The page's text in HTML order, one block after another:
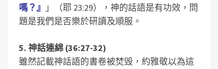
嗎？』
」（耶 23:29），神的話語是有功效，問
題是我們是否樂於研讀及順服。
5. 神話連綿 (36:27-32)
雖然記載神話語的書卷被焚毁，約雅敬以為這